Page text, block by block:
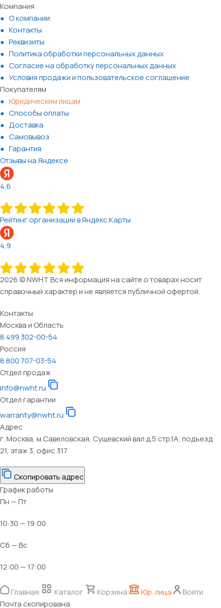
Компания
О компании
Контакты
Реквизиты
Политика обработки персональных данных
Согласие на обработку персональных данных
Условия продажи и пользовательское соглашение
Покупателям
Юридическим лицам
Способы оплаты
Доставка
Самовывоз
Гарантия
Отзывы на Яндексе
4,6
Рейтинг организации в Яндекс.Карты
4,9
2026 © NWHT Вся информация на сайте о товарах носит
справочный характер и не является публичной офертой.
Контакты
Москва и Область
8 499 302-00-54
Россия
8 800 707-03-54
Отдел продаж
info@nwht.ru
Отдел гарантии
warranty@nwht.ru
Адрес
г. Москва, м.Савеловская, Сущевский вал д.5 стр.1А, подъезд
21, этаж 3, офис 317
Скопировать адрес
График работы
Пн — Пт
10:30 — 19:00
Сб — Вс
12:00 — 17:00
Главная Каталог Корзина Юр. лица
Войти
Почта скопирована